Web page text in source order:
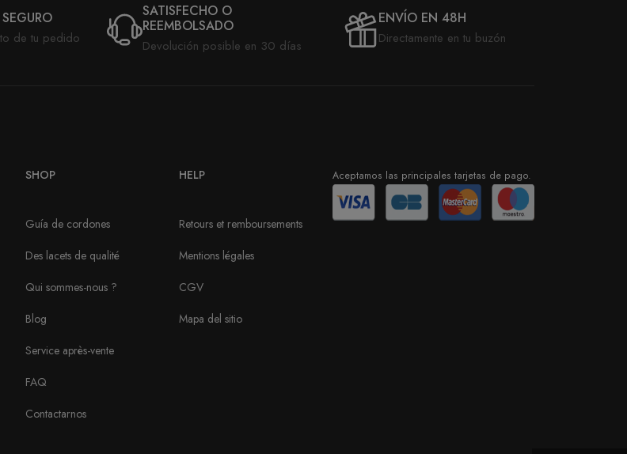
de tu pedido
SATISFECHO O
REEMBOLSADO
Devolución posible en 30 días
ENVÍO EN 48H
Directamente en tu buzón
SHOP
Guía de cordones
Des lacets de qualité
Qui sommes-nous ?
Blog
Service après-vente
FAQ
Contactarnos
HELP
Retours et remboursements
Mentions légales
CGV
Mapa del sitio
Aceptamos las principales tarjetas de pago.